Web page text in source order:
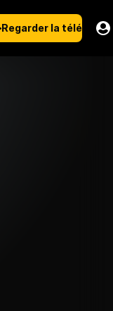
Regarder la télé